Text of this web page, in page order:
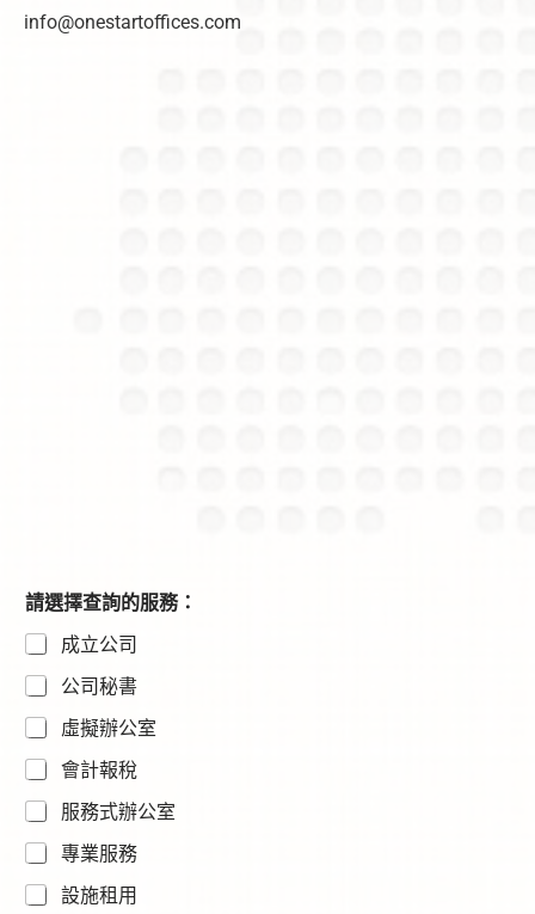
info@onestartoffices.com
N
m
e
E
m
a
i
l
内
容
請選擇查詢的服務：
成立公司
公司秘書
虛擬辦公室
會計報稅
服務式辦公室
專業服務
設施租用